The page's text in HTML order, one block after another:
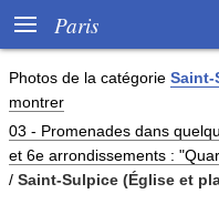
 Paris
Photos de la catégorie Saint-
montrer
03 - Promenades dans
et 6e arrondissements :
/ Saint-Sulpice (Église et